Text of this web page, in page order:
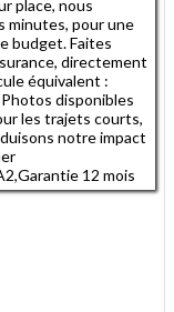
place, nous
minutes, pour une
budget. Faites
directement
équivalent :
Photos disponibles
les trajets courts,
notre impact
12 mois